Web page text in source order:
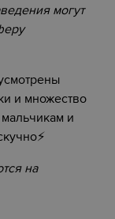
могут
и множество
и
⚡
на